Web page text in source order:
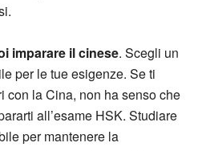
imparare il cinese. Scegli un
per le tue esigenze. Se ti
con la Cina, non ha senso che
all’esame HSK. Studiare
per mantenere la